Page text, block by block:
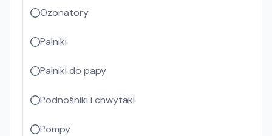
Ozonatory
Palniki
Palniki do papy
Podnośniki i chwytaki
Pompy